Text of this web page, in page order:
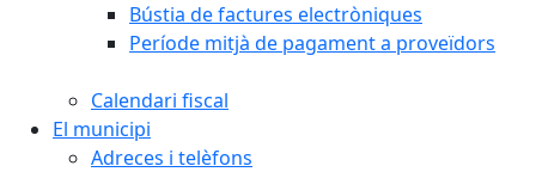
Bústia de factures electròniques
Període mitjà de pagament a proveïdors
Calendari fiscal
El municipi
Adreces i telèfons